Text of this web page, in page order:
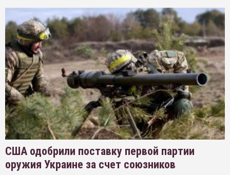
США одобрили поставку первой партии
оружия Украине за счет союзников